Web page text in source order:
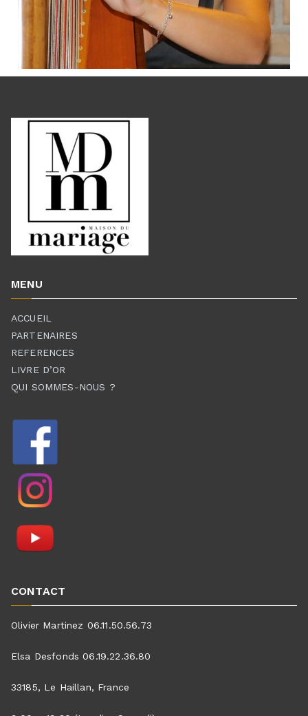
MENU
ACCUEIL
PARTENAIRES
REFERENCES
LIVRE D’OR
QUI SOMMES-NOUS ?
CONTACT
Olivier Martinez 06.11.50.56.73
Elsa Desfonds 06.19.22.36.80
33185, Le Haillan, France